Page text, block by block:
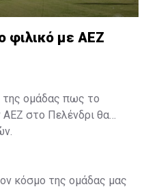
φιλικό με ΑΕΖ
της ομάδας πως το
ΑΕΖ στο Πελένδρι θα
κόσμο της ομάδας μας